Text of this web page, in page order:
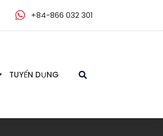
+84-866 032 301
TUYỂN DỤNG